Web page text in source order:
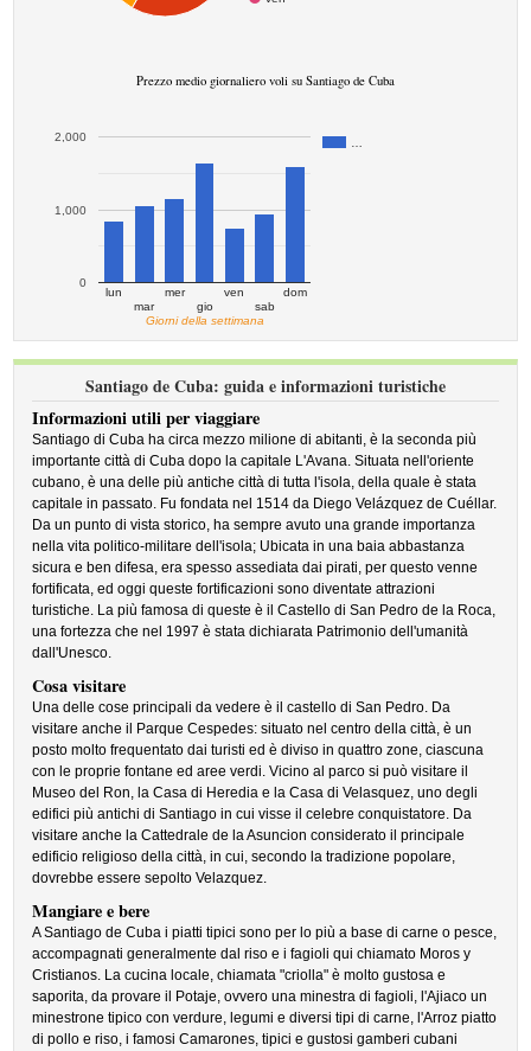
Prezzo medio giornaliero voli su Santiago de Cuba
lun
mar
mer
gio
ven
sab
dom
0
1,000
2,000
Giorni della settimana
Santiago de Cuba: guida e informazioni turistiche
Informazioni utili per viaggiare
Santiago di Cuba ha circa mezzo milione di abitanti, è la seconda più
importante città di Cuba dopo la capitale L'Avana. Situata nell'oriente
cubano, è una delle più antiche città di tutta l'isola, della quale è stata
capitale in passato. Fu fondata nel 1514 da Diego Velázquez de Cuéllar.
Da un punto di vista storico, ha sempre avuto una grande importanza
nella vita politico-militare dell'isola; Ubicata in una baia abbastanza
sicura e ben difesa, era spesso assediata dai pirati, per questo venne
fortificata, ed oggi queste fortificazioni sono diventate attrazioni
turistiche. La più famosa di queste è il Castello di San Pedro de la Roca,
una fortezza che nel 1997 è stata dichiarata Patrimonio dell'umanità
dall'Unesco.
Cosa visitare
Una delle cose principali da vedere è il castello di San Pedro. Da
visitare anche il Parque Cespedes: situato nel centro della città, è un
posto molto frequentato dai turisti ed è diviso in quattro zone, ciascuna
con le proprie fontane ed aree verdi. Vicino al parco si può visitare il
Museo del Ron, la Casa di Heredia e la Casa di Velasquez, uno degli
edifici più antichi di Santiago in cui visse il celebre conquistatore. Da
visitare anche la Cattedrale de la Asuncion considerato il principale
edificio religioso della città, in cui, secondo la tradizione popolare,
dovrebbe essere sepolto Velazquez.
Mangiare e bere
A Santiago de Cuba i piatti tipici sono per lo più a base di carne o pesce,
accompagnati generalmente dal riso e i fagioli qui chiamato Moros y
Cristianos. La cucina locale, chiamata "criolla" è molto gustosa e
saporita, da provare il Potaje, ovvero una minestra di fagioli, l'Ajiaco un
minestrone tipico con verdure, legumi e diversi tipi di carne, l'Arroz piatto
di pollo e riso, i famosi Camarones, tipici e gustosi gamberi cubani